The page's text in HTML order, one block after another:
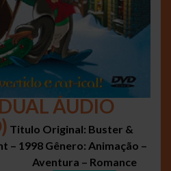
ÁUDIO
Titulo Original: Buster &
– 1998 Gênero: Animação –
Aventura – Romance